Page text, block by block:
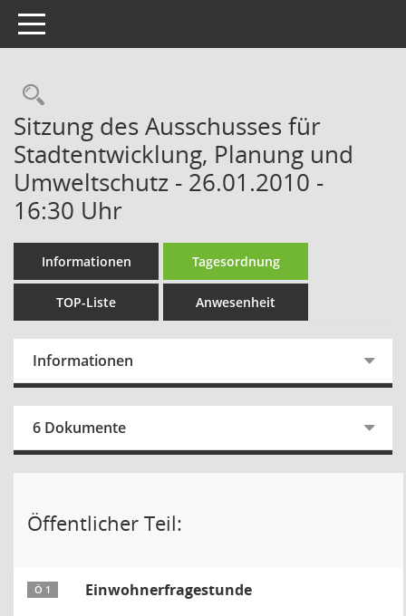
Toggle navigation
Rechercheauswahl
Sitzung des Ausschusses für
Stadtentwicklung, Planung und
Umweltschutz - 26.01.2010 -
16:30 Uhr
Informationen Tagesordnung
TOP-Liste Anwesenheit
Informationen
6 Dokumente
Öffentlicher Teil:
Ö 1 Einwohnerfragestunde